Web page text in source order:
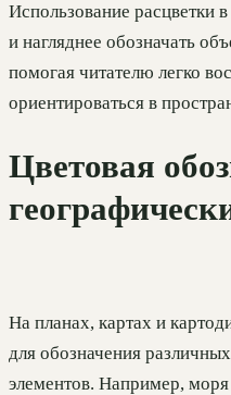
Использование расцветки
и нагляднее обозначать
помогая читателю легко
ориентироваться в
Цветовая
На планах, картах и
для обозначения
элементов. Например,